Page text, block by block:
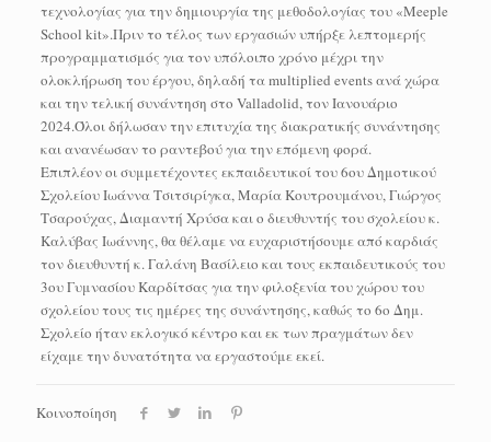
τεχνολογίας για την δημιουργία της μεθοδολογίας του «Meeple
School kit».Πριν το τέλος των εργασιών υπήρξε λεπτομερής
προγραμματισμός για τον υπόλοιπο χρόνο μέχρι την
ολοκλήρωση του έργου, δηλαδή τα multiplied events ανά χώρα
και την τελική συνάντηση στο Valladolid, τον Ιανουάριο
2024.Όλοι δήλωσαν την επιτυχία της διακρατικής συνάντησης
και ανανέωσαν το ραντεβού για την επόμενη φορά.
Επιπλέον οι συμμετέχοντες εκπαιδευτικοί του 6ου Δημοτικού
Σχολείου Ιωάννα Τσιτσιρίγκα, Μαρία Κουτρουμάνου, Γιώργος
Τσαρούχας, Διαμαντή Χρύσα και ο διευθυντής του σχολείου κ.
Καλύβας Ιωάννης, θα θέλαμε να ευχαριστήσουμε από καρδιάς
τον διευθυντή κ. Γαλάνη Βασίλειο και τους εκπαιδευτικούς του
3ου Γυμνασίου Καρδίτσας για την φιλοξενία του χώρου του
σχολείου τους τις ημέρες της συνάντησης, καθώς το 6ο Δημ.
Σχολείο ήταν εκλογικό κέντρο και εκ των πραγμάτων δεν
είχαμε την δυνατότητα να εργαστούμε εκεί.
Κοινοποίηση